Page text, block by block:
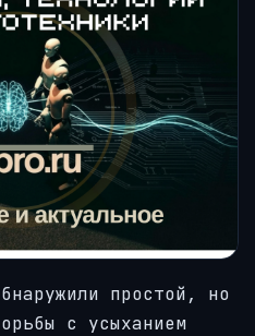
простой, но
с усыханием